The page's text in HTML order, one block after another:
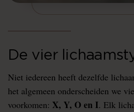
De vier
Niet iedereen heeft dezelfde
het algemeen onderscheiden we
voorkomen: X, Y, O en I. Elk